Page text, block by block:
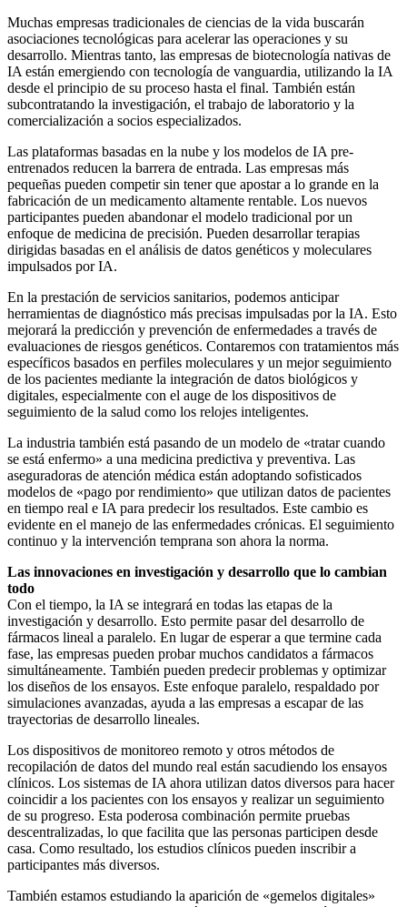
Muchas empresas tradicionales de ciencias de la vida buscarán
asociaciones tecnológicas para acelerar las operaciones y su
desarrollo. Mientras tanto, las empresas de biotecnología nativas de
IA están emergiendo con tecnología de vanguardia, utilizando la IA
desde el principio de su proceso hasta el final. También están
subcontratando la investigación, el trabajo de laboratorio y la
comercialización a socios especializados.
Las plataformas basadas en la nube y los modelos de IA pre-
entrenados reducen la barrera de entrada. Las empresas más
pequeñas pueden competir sin tener que apostar a lo grande en la
fabricación de un medicamento altamente rentable. Los nuevos
participantes pueden abandonar el modelo tradicional por un
enfoque de medicina de precisión. Pueden desarrollar terapias
dirigidas basadas en el análisis de datos genéticos y moleculares
impulsados por IA.
En la prestación de servicios sanitarios, podemos anticipar
herramientas de diagnóstico más precisas impulsadas por la IA. Esto
mejorará la predicción y prevención de enfermedades a través de
evaluaciones de riesgos genéticos. Contaremos con tratamientos más
específicos basados en perfiles moleculares y un mejor seguimiento
de los pacientes mediante la integración de datos biológicos y
digitales, especialmente con el auge de los dispositivos de
seguimiento de la salud como los relojes inteligentes.
La industria también está pasando de un modelo de «tratar cuando
se está enfermo» a una medicina predictiva y preventiva. Las
aseguradoras de atención médica están adoptando sofisticados
modelos de «pago por rendimiento» que utilizan datos de pacientes
en tiempo real e IA para predecir los resultados. Este cambio es
evidente en el manejo de las enfermedades crónicas. El seguimiento
continuo y la intervención temprana son ahora la norma.
Las innovaciones en investigación y desarrollo que lo cambian
todo
Con el tiempo, la IA se integrará en todas las etapas de la
investigación y desarrollo. Esto permite pasar del desarrollo de
fármacos lineal a paralelo. En lugar de esperar a que termine cada
fase, las empresas pueden probar muchos candidatos a fármacos
simultáneamente. También pueden predecir problemas y optimizar
los diseños de los ensayos. Este enfoque paralelo, respaldado por
simulaciones avanzadas, ayuda a las empresas a escapar de las
trayectorias de desarrollo lineales.
Los dispositivos de monitoreo remoto y otros métodos de
recopilación de datos del mundo real están sacudiendo los ensayos
clínicos. Los sistemas de IA ahora utilizan datos diversos para hacer
coincidir a los pacientes con los ensayos y realizar un seguimiento
de su progreso. Esta poderosa combinación permite pruebas
descentralizadas, lo que facilita que las personas participen desde
casa. Como resultado, los estudios clínicos pueden inscribir a
participantes más diversos.
También estamos estudiando la aparición de «gemelos digitales»